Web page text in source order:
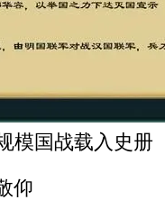
模国战载入史册
仰